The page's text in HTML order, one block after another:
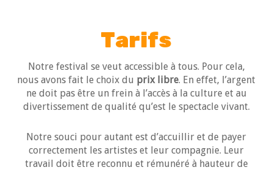
Tarifs
Notre festival se veut accessible à tous. Pour cela,
nous avons fait le choix du prix libre. En effet, l’argent
ne doit pas être un frein à l’accès à la culture et au
divertissement de qualité qu’est le spectacle vivant.
Notre souci pour autant est d’accuillir et de payer
correctement les artistes et leur compagnie. Leur
travail doit être reconnu et rémunéré à hauteur de